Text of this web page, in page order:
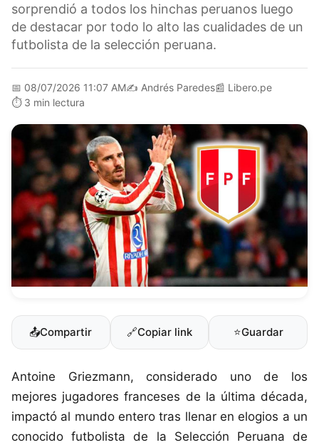
sorprendió a todos los hinchas peruanos luego
de destacar por todo lo alto las cualidades de un
futbolista de la selección peruana.
📅 08/07/2026 11:07 AM✍️ Andrés Paredes📰 Libero.pe
⏱️ 3 min lectura
📤Compartir 🔗Copiar link ⭐Guardar
Antoine Griezmann, considerado uno de los
mejores jugadores franceses de la última década,
impactó al mundo entero tras llenar en elogios a un
conocido futbolista de la Selección Peruana de